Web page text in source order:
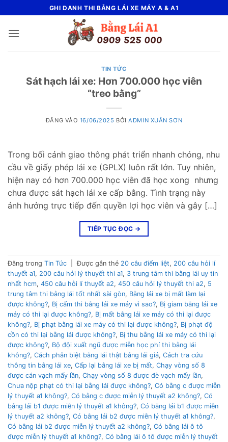
qua
nội
GHI DANH THI BẰNG LÁI XE MÁY A & A1
TIN TỨC
Sát hạch lái xe: Hơn 700.000 học viên
“treo bằng”
ĐĂNG VÀO 16/06/2025 BỞIADMIN XUÂN SƠN
Trong bối cảnh giao thông phát triển nhanh chóng, nhu
cầu về giấy phép lái xe (GPLX) luôn rất lớn. Tuy nhiên,
hiện nay có hơn 700.000 học viên đã học xong nhưng
chưa được sát hạch lái xe cấp bằng. Tình trạng này
ảnh hưởng trực tiếp đến quyền lợi học viên và gây […]
TIẾP TỤC ĐỌC →
Đăng trong Tin Tức Được gắn thẻ 20 câu điểm liệt, 200 câu hỏi lí
thuyết a1, 200 câu hỏi lý thuyết thi a1, 3 trung tâm thi bằng lái uy tín
nhất hcm, 450 câu hỏi lí thuyết a2, 450 câu hỏi lý thuyết thi a2, 5
trung tâm thi bằng lái tốt nhất sài gòn, Bằng lái xe bị mất làm lại
được không?, Bị cấm thi bằng lái xe máy vì sao?, Bị giam bằng lái xe
máy có thi lại được không?, Bị mất bằng lái xe máy có thi lại được
không?, Bị phạt bằng lái xe máy có thi lại được không?, Bị phạt độ
cồn có thi lại bằng lái được không?, Bị thu bằng lái xe máy có thi lại
được không?, Bộ đội xuất ngũ được miễn học phí thi bằng lái
không?, Cách phân biệt bằng lái thật bằng lái giả, Cách tra cứu
thông tin bằng lái xe, Cấp lại bằng lái xe bị mất, Chạy vòng số 8
được cán vạch mấy lần, Chạy vòng số 8 được đè vạch mấy lần,
Chưa nộp phạt có thi lại bằng lái được không?, Có bằng c được miễn
lý thuyết a1 không?, Có bằng c được miễn lý thuyết a2 không?, Có
bằng lái b1 được miễn lý thuyết a1 không?, Có bằng lái b1 được miễn
lý thuyết a2 không?, Có bằng lái b2 được miễn lý thuyết a1 không?,
Có bằng lái b2 được miễn lý thuyết a2 không?, Có bằng lái ô tô
được miễn lý thuyết a1 không?, Có bằng lái ô tô được miễn lý thuyết